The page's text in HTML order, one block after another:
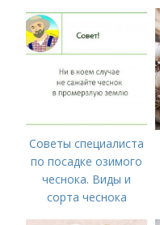
Советы специалиста
по посадке озимого
чеснока. Виды и
сорта чеснока